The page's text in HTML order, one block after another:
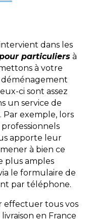
dans les
particuliers à
à votre
déménagement
ci sont assez
un service de
exemple, lors
apporte leur
à bien ce
plus amples
le formulaire de
par téléphone.
effectuer tous vos
en France